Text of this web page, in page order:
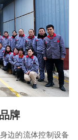
牌
边的流体控制设备